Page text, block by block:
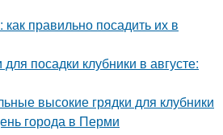
правильно посадить их в
посадки клубники в августе:
высокие грядки для клубники
города в Перми